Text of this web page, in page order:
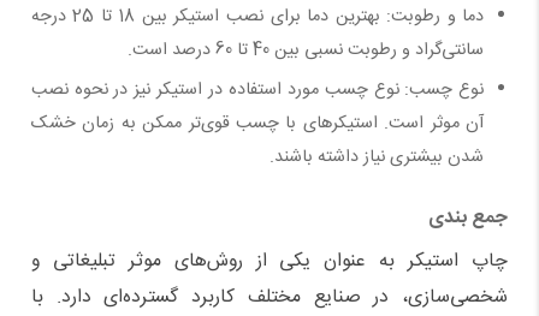
دما و رطوبت: بهترین دما برای نصب استیکر بین 18 تا 25 درجه
سانتی‌گراد و رطوبت نسبی بین 40 تا 60 درصد است.
نوع چسب: نوع چسب مورد استفاده در استیکر نیز در نحوه نصب
آن موثر است. استیکرهای با چسب قوی‌تر ممکن به زمان خشک
شدن بیشتری نیاز داشته باشند.
جمع بندی
چاپ استیکر به عنوان یکی از روش‌های موثر تبلیغاتی و
شخصی‌سازی، در صنایع مختلف کاربرد گسترده‌ای دارد. با